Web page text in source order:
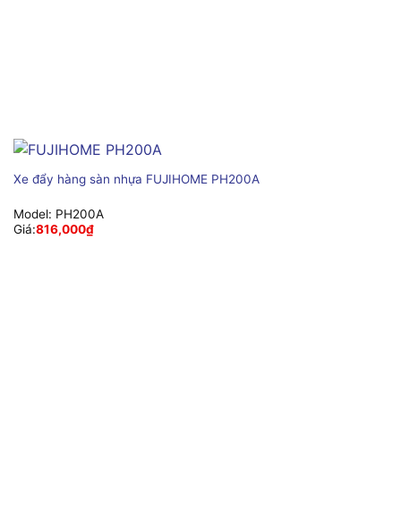
Xe đẩy hàng sàn nhựa FUJIHOME PH200A
Model: PH200A
Giá:816,000₫